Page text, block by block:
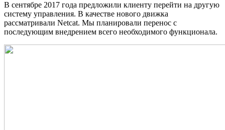
В сентябре 2017 года предложили клиенту перейти на другую
систему управления. В качестве нового движка
рассматривали Netcat. Мы планировали перенос с
последующим внедрением всего необходимого функционала.